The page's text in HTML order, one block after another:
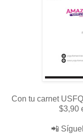
Con tu carnet
$3,90
📲